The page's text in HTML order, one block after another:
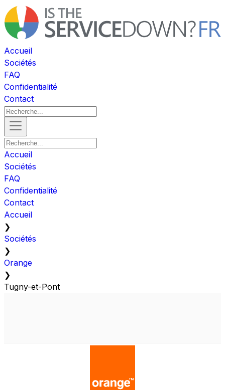
Accueil
Sociétés
FAQ
Confidentialité
Contact
Accueil
Sociétés
FAQ
Confidentialité
Contact
Accueil
❯
Sociétés
❯
Orange
❯
Tugny-et-Pont